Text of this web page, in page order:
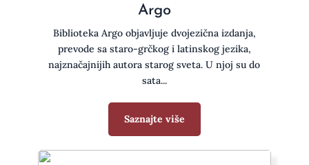
Argo
Biblioteka Argo objavljuje dvojezična izdanja,
prevode sa staro-grčkog i latinskog jezika,
najznačajnijih autora starog sveta. U njoj su do
sata...
Saznajte više